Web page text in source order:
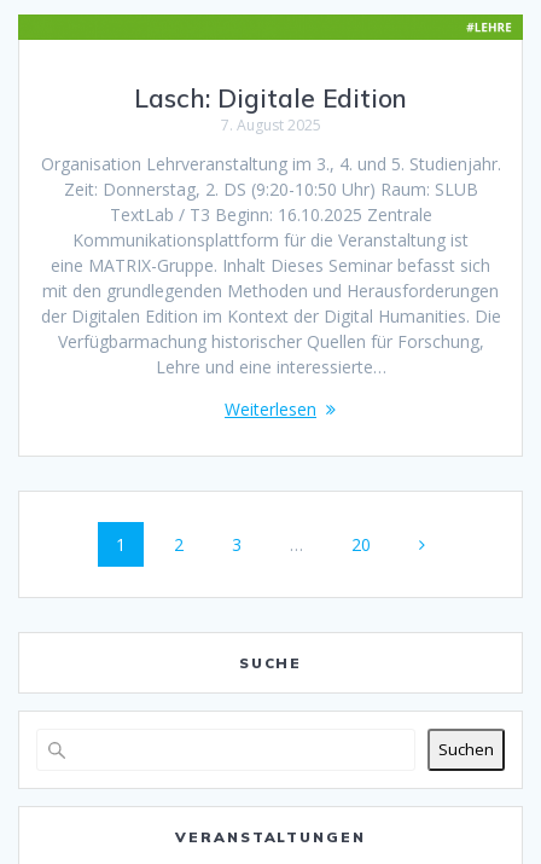
Lasch: Digitale Edition
7. August 2025
Organisation Lehrveranstaltung im 3., 4. und 5. Studienjahr.
Zeit: Donnerstag, 2. DS (9:20-10:50 Uhr) Raum: SLUB
TextLab / T3 Beginn: 16.10.2025 Zentrale
Kommunikationsplattform für die Veranstaltung ist
eine MATRIX-Gruppe. Inhalt Dieses Seminar befasst sich
mit den grundlegenden Methoden und Herausforderungen
der Digitalen Edition im Kontext der Digital Humanities. Die
Verfügbarmachung historischer Quellen für Forschung,
Lehre und eine interessierte…
Weiterlesen
Beitragsnavigation
Seite
1 Seite
2 Seite
3 … Seite
20
SUCHE
Suchen
VERANSTALTUNGEN